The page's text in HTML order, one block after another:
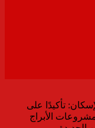
تأكيدًا على
الأبراج